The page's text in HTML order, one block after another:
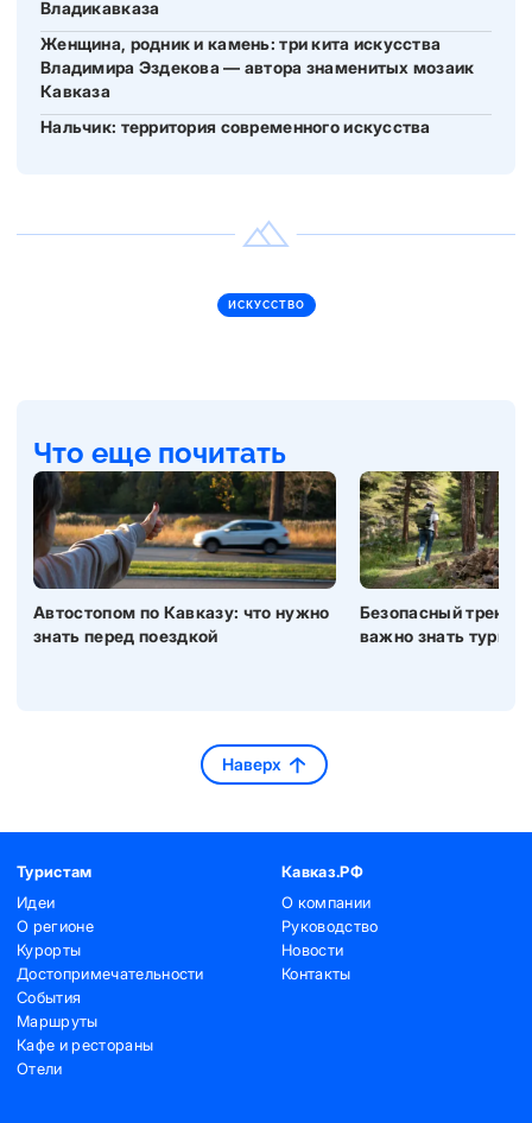
Владикавказа
Женщина, родник и камень: три кита искусства
Владимира Эздекова — автора знаменитых мозаик
Кавказа
Нальчик: территория современного искусства
ИСКУССТВО
Что еще почитать
Автостопом по Кавказу: что нужно
знать перед поездкой
Безопасный
важно знать
Наверх
Туристам
Идеи
О регионе
Курорты
Достопримечательности
События
Маршруты
Кафе и рестораны
Отели
Кавказ.РФ
О компании
Руководство
Новости
Контакты